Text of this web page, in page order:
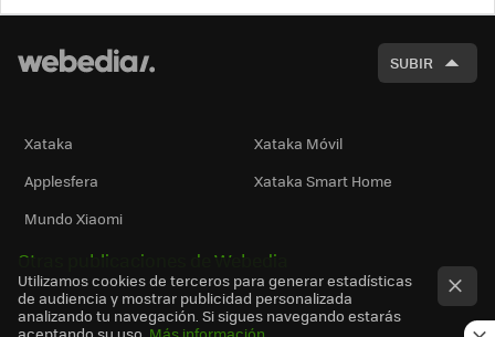
SUBIR
Xataka
Xataka Móvil
Applesfera
Xataka Smart Home
Mundo Xiaomi
Otras publicaciones de Webedia
Utilizamos cookies de terceros para generar estadísticas
de audiencia y mostrar publicidad personalizada
analizando tu navegación. Si sigues navegando estarás